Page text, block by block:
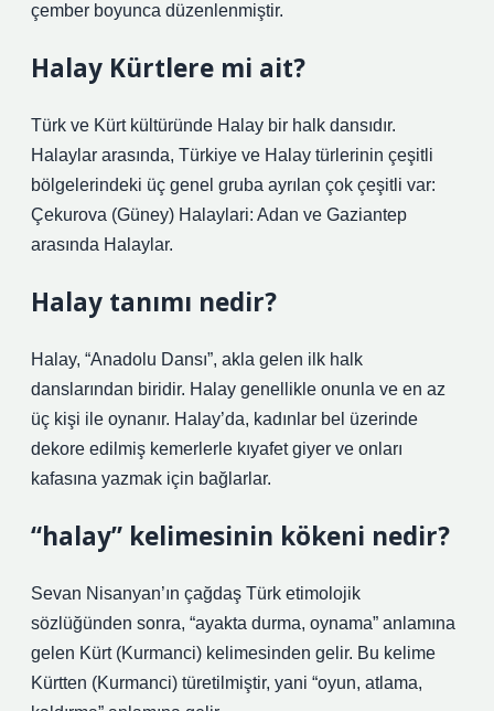
çember boyunca düzenlenmiştir.
Halay Kürtlere mi ait?
Türk ve Kürt kültüründe Halay bir halk dansıdır.
Halaylar arasında, Türkiye ve Halay türlerinin çeşitli
bölgelerindeki üç genel gruba ayrılan çok çeşitli var:
Çekurova (Güney) Halaylari: Adan ve Gaziantep
arasında Halaylar.
Halay tanımı nedir?
Halay, “Anadolu Dansı”, akla gelen ilk halk
danslarından biridir. Halay genellikle onunla ve en az
üç kişi ile oynanır. Halay’da, kadınlar bel üzerinde
dekore edilmiş kemerlerle kıyafet giyer ve onları
kafasına yazmak için bağlarlar.
“halay” kelimesinin kökeni nedir?
Sevan Nisanyan’ın çağdaş Türk etimolojik
sözlüğünden sonra, “ayakta durma, oynama” anlamına
gelen Kürt (Kurmanci) kelimesinden gelir. Bu kelime
Kürtten (Kurmanci) türetilmiştir, yani “oyun, atlama,